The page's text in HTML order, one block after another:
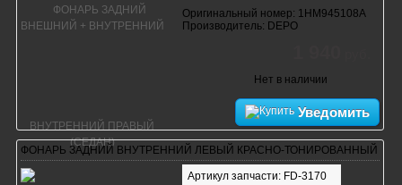
Оригинальный номер: 1HM945108A
Производитель: DEPO
Нет в наличии
Уведомить
ФОНАРЬ ЗАДНИЙ ВНУТРЕННИЙ ЛЕВЫЙ КРАСНО-ТОНИРОВАННЫЙ
Артикул запчасти: FD-3170